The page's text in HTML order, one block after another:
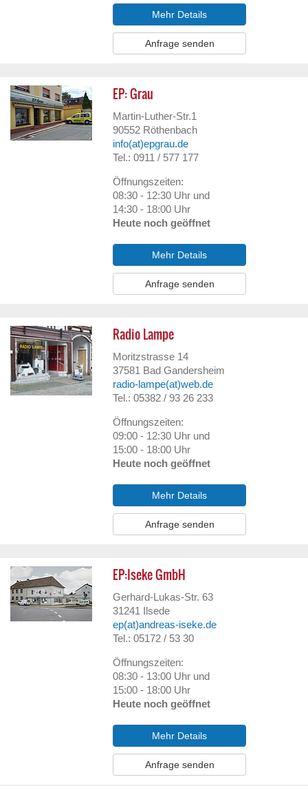
Mehr Details
Anfrage senden
EP: Grau
Martin-Luther-Str.1
90552 Röthenbach
info(at)epgrau.de
Tel.: 0911 / 577 177
Öffnungszeiten:
08:30 - 12:30 Uhr und
14:30 - 18:00 Uhr
Heute noch geöffnet
Mehr Details
Anfrage senden
Radio Lampe
Moritzstrasse 14
37581 Bad Gandersheim
radio-lampe(at)web.de
Tel.: 05382 / 93 26 233
Öffnungszeiten:
09:00 - 12:30 Uhr und
15:00 - 18:00 Uhr
Heute noch geöffnet
Mehr Details
Anfrage senden
EP:Iseke GmbH
Gerhard-Lukas-Str. 63
31241 Ilsede
ep(at)andreas-iseke.de
Tel.: 05172 / 53 30
Öffnungszeiten:
08:30 - 13:00 Uhr und
15:00 - 18:00 Uhr
Heute noch geöffnet
Mehr Details
Anfrage senden